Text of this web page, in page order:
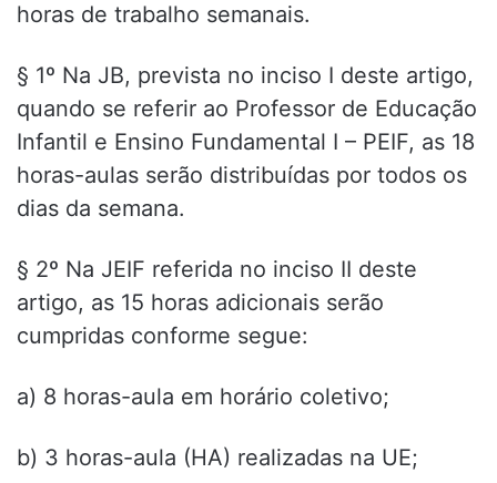
horas de trabalho semanais.
§ 1º Na JB, prevista no inciso I deste artigo,
quando se referir ao Professor de Educação
Infantil e Ensino Fundamental I – PEIF, as 18
horas-aulas serão distribuídas por todos os
dias da semana.
§ 2º Na JEIF referida no inciso II deste
artigo, as 15 horas adicionais serão
cumpridas conforme segue:
a) 8 horas-aula em horário coletivo;
b) 3 horas-aula (HA) realizadas na UE;